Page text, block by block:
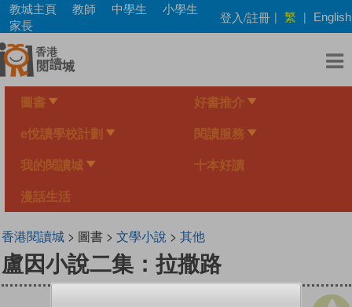
Skip
main
content
教城主頁 教師 中學生
小學生
家長
登入/註冊 | 繁 | English
圖書 好書推介
e悅讀學校計劃 閱讀服務
我的閱讀城 十本好讀
漫話生活
香港閱讀城> 圖書 > 文學小說 > 其他
盧因小說二集：拉撒路